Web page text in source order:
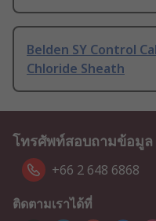
Belden SY Control
Chloride Sheath
โทรศัพท์สอบถามข้อมูล
+66 2 648 6868
ติดตามเราได้ที่